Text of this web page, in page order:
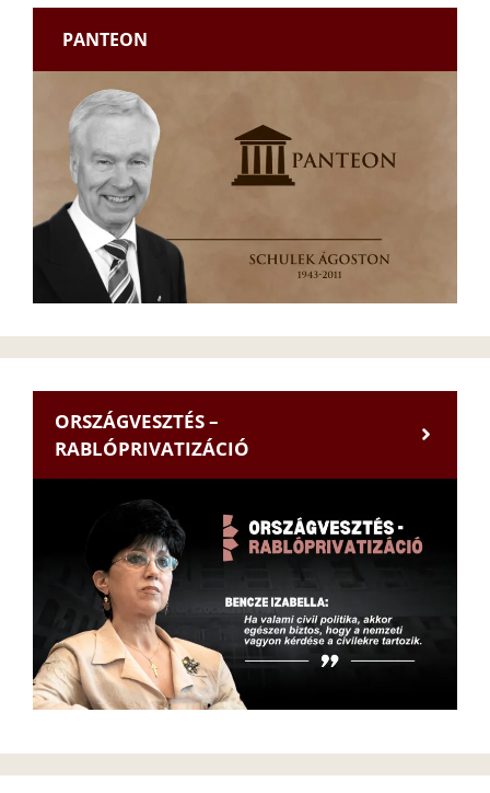
PANTEON
ORSZÁGVESZTÉS –
RABLÓPRIVATIZÁCIÓ